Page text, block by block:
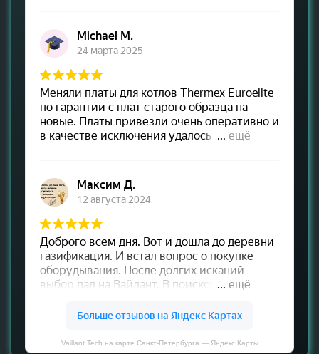
Vaillant Tech на карте Санкт‑Петербурга — Яндекс Карты